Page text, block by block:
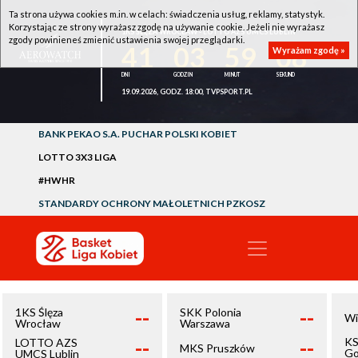
1KS ŚLĘZA WROCŁAW - LOTTO AZS UMCS LUBLIN
08
19.09.2026, GODZ. 18:00, TVPSPORT.PL
BANK PEKAO S.A. PUCHAR POLSKI KOBIET
LOTTO 3X3 LIGA
#HWHR
STANDARDY OCHRONY MAŁOLETNICH PZKOSZ
1KS Ślęza
Wrocław
--
LOTTO AZS
UMCS Lublin
--
SKK Polonia
Warszawa
--
MKS Pruszków --
Ta strona używa cookies m.in. w celach: świadczenia usług, reklamy, statystyk.
Korzystając ze strony wyrażasz zgodę na używanie cookie. Jeżeli nie wyrażasz
zgody powinieneś zmienić ustawienia swojej przeglądarki.
Wyrażam zgodę »